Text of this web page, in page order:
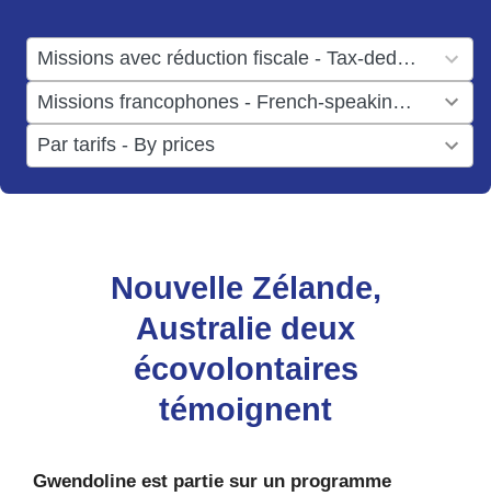
Missions avec réduction fiscale - Tax-deductible missions
result
available
Missions francophones - French-speaking missions
result
available
Par tarifs - By prices
results
available
Nouvelle Zélande,
Australie deux
écovolontaires
témoignent
Gwendoline est partie sur un programme